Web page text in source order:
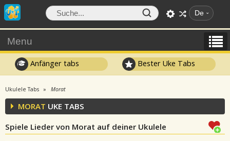
De
Menu
Anfänger tabs Bester Uke Tabs
Ukulele Tabs Morat
MORAT UKE TABS
Spiele Lieder von Morat auf deiner Ukulele